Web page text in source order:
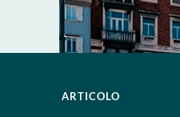
ARTICOLO